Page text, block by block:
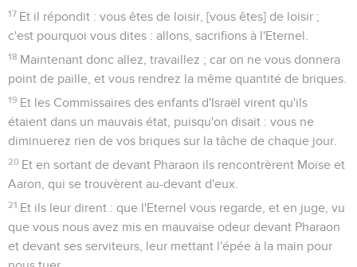
17 Et il répondit : vous êtes de loisir, [vous êtes] de loisir ;
c'est pourquoi vous dites : allons, sacrifions à l'Eternel.
18 Maintenant donc allez, travaillez ; car on ne vous donnera
point de paille, et vous rendrez la même quantité de briques.
19 Et les Commissaires des enfants d'Israël virent qu'ils
étaient dans un mauvais état, puisqu'on disait : vous ne
diminuerez rien de vos briques sur la tâche de chaque jour.
20 Et en sortant de devant Pharaon ils rencontrèrent Moïse et
Aaron, qui se trouvèrent au-devant d'eux.
21 Et ils leur dirent : que l'Eternel vous regarde, et en juge, vu
que vous nous avez mis en mauvaise odeur devant Pharaon
et devant ses serviteurs, leur mettant l'épée à la main pour